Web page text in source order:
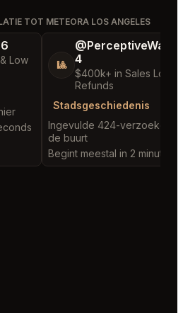
TOT METEORA LOS ANGELES
Low
🎱
4
$400k+ in Sales Low
Refunds
Stadsgeschiedenis
Ingevulde 424-verzoeken in
de buurt
Begint meestal in 2 minutes